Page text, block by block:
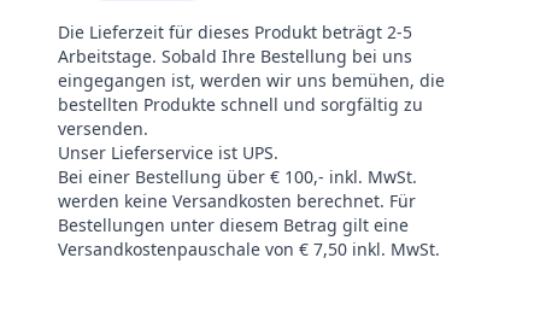
Die Lieferzeit für dieses Produkt beträgt 2-5
Arbeitstage. Sobald Ihre Bestellung bei uns
eingegangen ist, werden wir uns bemühen, die
bestellten Produkte schnell und sorgfältig zu
versenden.
Unser Lieferservice ist UPS.
Bei einer Bestellung über € 100,- inkl. MwSt.
werden keine Versandkosten berechnet. Für
Bestellungen unter diesem Betrag gilt eine
Versandkostenpauschale von € 7,50 inkl. MwSt.